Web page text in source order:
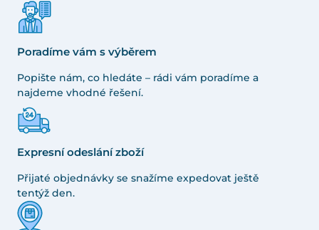
Poradíme vám s výběrem
Popište nám, co hledáte – rádi vám poradíme a
najdeme vhodné řešení.
Expresní odeslání zboží
Přijaté objednávky se snažíme expedovat ještě
tentýž den.